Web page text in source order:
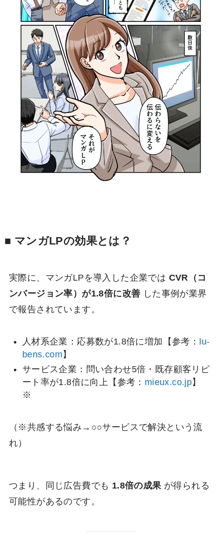
■ マンガLPの効果とは？
実際に、マンガLPを導入した企業では CVR（コ
ンバージョン率）が1.8倍に改善 した事例が業界
で報告されています。
人材系企業：応募数が1.8倍に増加【参考： lu-
bens.com 】
サービス企業：問い合わせ5倍・既存顧客リピ
ート率が1.8倍に向上【参考： mieux.co.jp】
※
（※共感する悩み→○○サービスで解決という流
れ）
つまり、同じ広告費でも 1.8倍の成果 が得られる
可能性があるのです。